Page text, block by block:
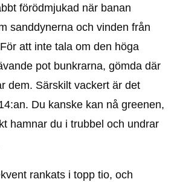
förödmjukad när banan
sanddynerna och vinden från
att inte tala om den höga
pot bunkrarna, gömda där
dem. Särskilt vackert är det
Du kanske kan nå greenen,
hamnar du i trubbel och undrar
rankats i topp tio, och